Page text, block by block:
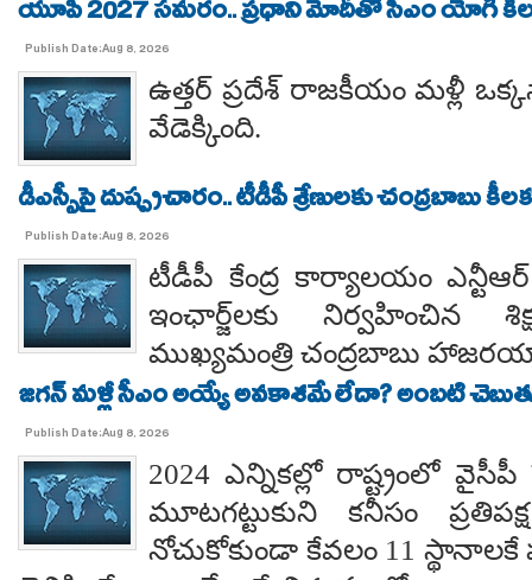
యూపీ 2027 సమరం.. ప్రధాని మోదీతో సీఎం యోగి
Publish Date:Aug 8, 2026
ఉత్తర్ ప్రదేశ్ రాజకీయం మళ్లీ
వేడెక్కింది.
డీఎస్సీపై దుష్ప్రచారం.. టీడీపీ శ్రేణులకు చంద్రబాబు
Publish Date:Aug 8, 2026
టీడీపీ కేంద్ర కార్యాలయం
ఇంఛార్జ్‌లకు నిర్వహించిన
ముఖ్యమంత్రి చంద్రబాబు
జగన్ మళ్లీ సీఎం అయ్యే అవకాశమే లేదా? అంబటి
Publish Date:Aug 8, 2026
2024 ఎన్నికల్లో రాష్ట్రంలో
మూటగట్టుకుని కనీసం
నోచుకోకుండా కేవలం 11